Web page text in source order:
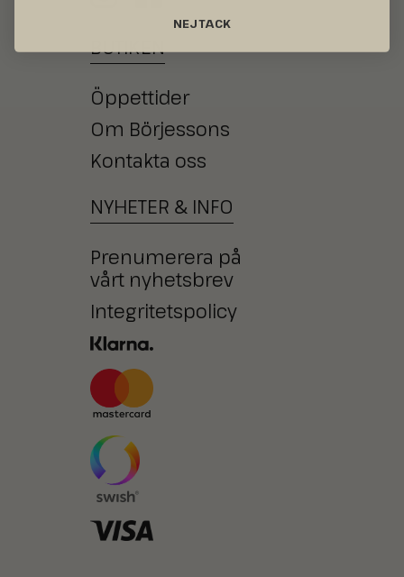
BUTIKEN
Öppettider
Om Börjessons
Kontakta oss
NYHETER & INFO
Prenumerera på
vårt nyhetsbrev
Integritetspolicy
NEJ TACK